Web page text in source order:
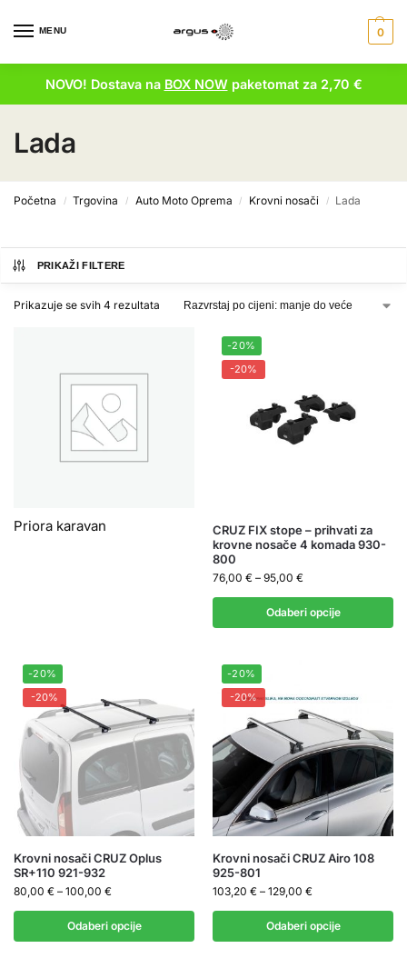
MENU 0
NOVO! Dostava na BOX NOWpaketomat za 2,70 €
Lada
Početna / Trgovina / Auto Moto Oprema / Krovni nosači / Lada
PRIKAŽI FILTERE
Prikazuje se svih 4 rezultata
Priora karavan
-20%
-20%
CRUZ FIX stope – prihvati za
krovne nosače 4 komada 930-
800
76,00 € – 95,00 €
Odaberi opcije
-20%
-20%
Krovni nosači CRUZ Oplus
SR+110 921-932
80,00 € – 100,00 €
Odaberi opcije
-20%
-20%
Krovni nosači CRUZ Airo 108
925-801
103,20 € – 129,00 €
Odaberi opcije